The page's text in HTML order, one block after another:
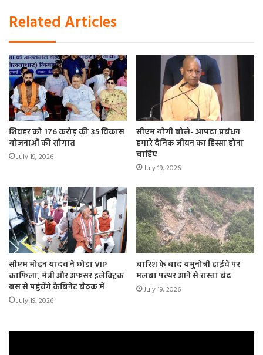
Related Articles
शिवहर को 176 करोड़ की 35 विकास
योजनाओं की सौगात
July 19, 2026
सीएम योगी बोले- आपदा प्रबंधन
हमारे दैनिक जीवन का हिस्सा होना
चाहिए
July 19, 2026
सीएम मोहन यादव ने छोड़ा VIP
काफिला, मंत्री और अफसर इलेक्ट्रिक
बस से पहुंचेंगे कैबिनेट बैठक में
July 19, 2026
बारिश के बाद यमुनोत्री हाईवे पर
मलबा पत्थर आने से रास्ता बंद
July 19, 2026